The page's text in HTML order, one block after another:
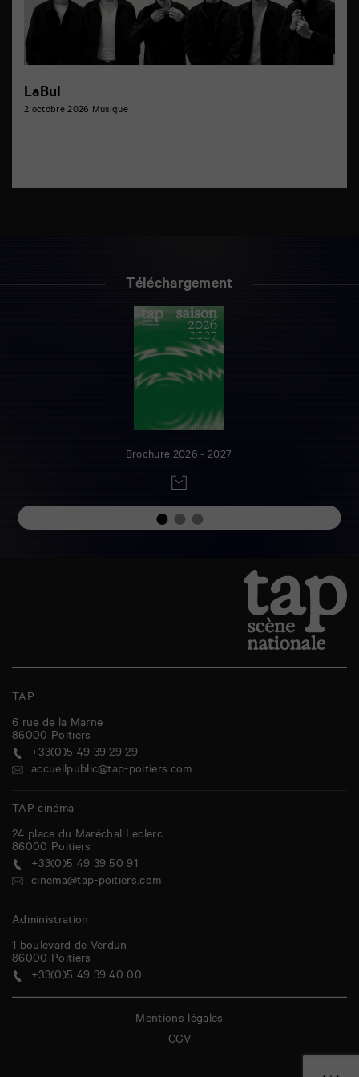
LaBul
2 octobre 2026 Musique
Téléchargement
Brochure 2026 - 2027
TAP
6 rue de la Marne
86000 Poitiers
+33(0)5 49 39 29 29
accueilpublic@tap-poitiers.com
TAP cinéma
24 place du Maréchal Leclerc
86000 Poitiers
+33(0)5 49 39 50 91
cinema@tap-poitiers.com
Administration
1 boulevard de Verdun
86000 Poitiers
+33(0)5 49 39 40 00
Mentions légales
CGV